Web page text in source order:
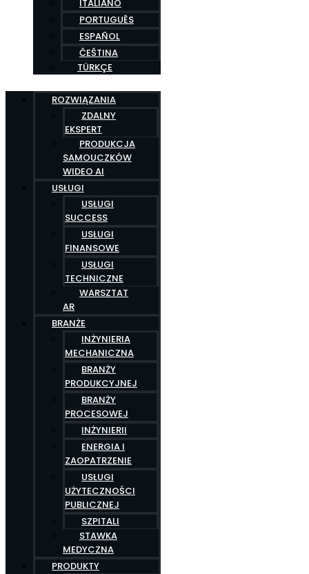
ITALIANO
PORTUGUÊS
ESPAÑOL
ČEŠTINA
TÜRKÇE
ROZWIĄZANIA
ZDALNY
EKSPERT
PRODUKCJA
SAMOUCZKÓW
WIDEO AI
USŁUGI
USŁUGI
SUCCESS
USŁUGI
FINANSOWE
USŁUGI
TECHNICZNE
WARSZTAT
AR
BRANŻE
INŻYNIERIA
MECHANICZNA
BRANŻY
PRODUKCYJNEJ
BRANŻY
PROCESOWEJ
INŻYNIERII
ENERGIA I
ZAOPATRZENIE
USŁUGI
UŻYTECZNOŚCI
PUBLICZNEJ
SZPITALI
STAWKA
MEDYCZNA
PRODUKTY